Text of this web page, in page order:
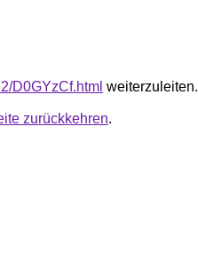
D0GYzCf.html weiterzuleiten.
zurückkehren.